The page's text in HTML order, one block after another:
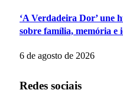
‘A Verdadeira Dor’ une
sobre família, memória e
6 de agosto de 2026
Redes sociais